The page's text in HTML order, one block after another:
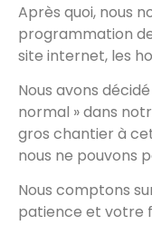
Après quoi, nous
programmation
site internet, les
Nous avons
normal » dans
gros chantier à
nous ne pouvons
Nous comptons
patience et votre